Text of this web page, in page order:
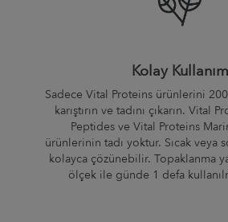
Kolay Kullanım
Sadece Vital Proteins ürünlerini
karıştırın ve tadını çıkarın. Vital
Peptides ve Vital Proteins
ürünlerinin tadı yoktur. Sıcak veya
kolayca çözünebilir. Topaklanma
ölçek ile günde 1 defa